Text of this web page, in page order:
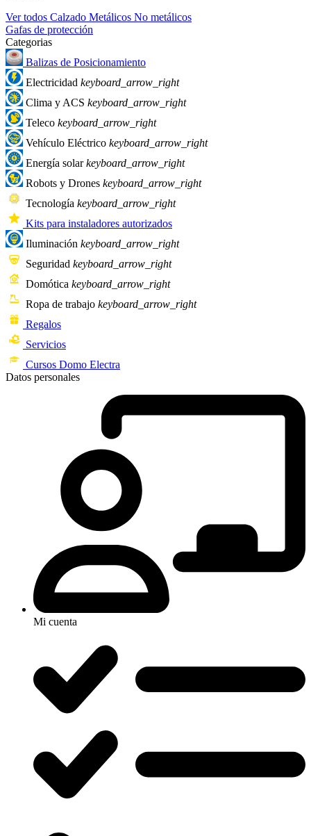
Ver todos Calzado Metálicos No metálicos
Gafas de protección
Categorias
Balizas de Posicionamiento
Electricidad keyboard_arrow_right
Clima y ACS keyboard_arrow_right
Teleco keyboard_arrow_right
Vehículo Eléctrico keyboard_arrow_right
Energía solarkeyboard_arrow_right
Robots y Drones keyboard_arrow_right
Tecnología keyboard_arrow_right
Kits para instaladores autorizados
Iluminación keyboard_arrow_right
Seguridad keyboard_arrow_right
Domótica keyboard_arrow_right
Ropa de trabajo keyboard_arrow_right
Regalos
Servicios
Cursos Domo Electra
Datos personales
Mi cuenta